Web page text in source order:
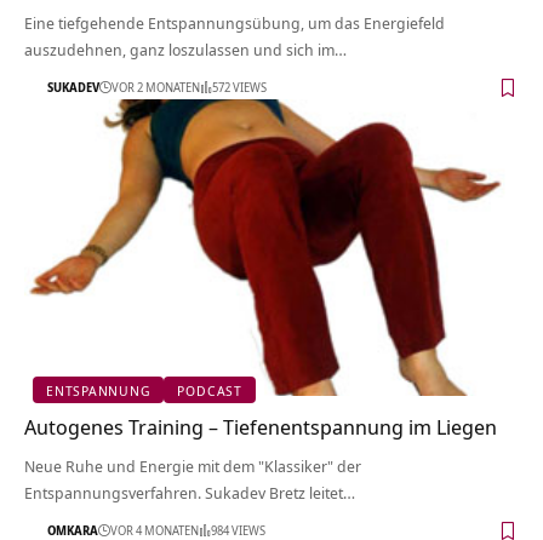
Eine tiefgehende Entspannungsübung, um das Energiefeld
auszudehnen, ganz loszulassen und sich im…
SUKADEV VOR 2 MONATEN 572 VIEWS
ENTSPANNUNG PODCAST
Autogenes Training – Tiefenentspannung im Liegen
Neue Ruhe und Energie mit dem "Klassiker" der
Entspannungsverfahren. Sukadev Bretz leitet…
OMKARA VOR 4 MONATEN 984 VIEWS